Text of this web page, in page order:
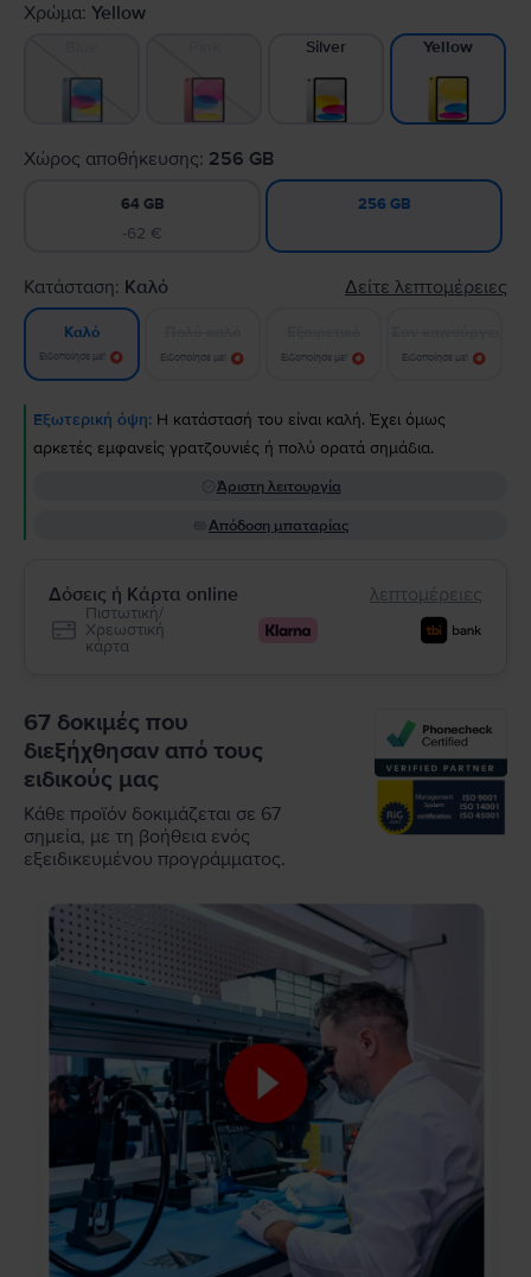
Χρώμα: Yellow
Silver Yellow
Χώρος αποθήκευσης: 256 GB
64 GB
-62 €
256 GB
Κατάσταση: Καλό Δείτε λεπτομέρειες
Καλό
Ειδοποίησε με! Ειδοποίησε με! Ειδοποίησε με! Ειδοποίησε με!
Εξωτερική όψη: Η κατάστασή του είναι καλή. Έχει όμως
αρκετές εμφανείς γρατζουνιές ή πολύ ορατά σημάδια.
Άριστη λειτουργία
Απόδοση μπαταρίας
Δόσεις ή Κάρτα online λεπτομέρειες
Πιστωτική/
Χρεωστική
κάρτα
67 δοκιμές που
διεξήχθησαν από τους
ειδικούς μας
Κάθε προϊόν δοκιμάζεται σε 67
σημεία, με τη βοήθεια ενός
εξειδικευμένου προγράμματος.